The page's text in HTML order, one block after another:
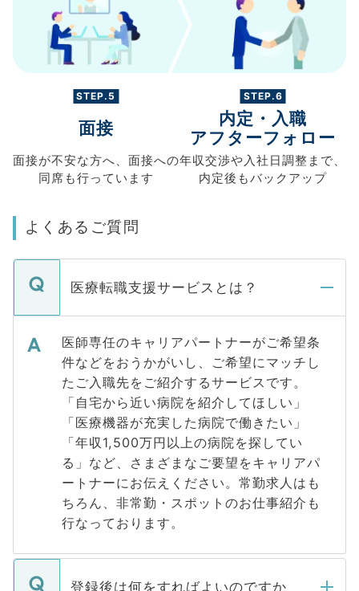
STEP.5
面接
面接が不安な方へ、 面接への
同席も行っています
STEP.6
内定・入職
アフターフォロー
年収交渉や入社日調整まで、
内定後もバックアップ
よくあるご質問
医療転職支援サービスとは？
医師専任のキャリアパートナーがご希望条
件などをおうかがいし、ご希望にマッチし
たご入職先をご紹介するサービスです。
「自宅から近い病院を紹介してほしい」
「医療機器が充実した病院で働きたい」
「年収1,500万円以上の病院を探してい
る」など、さまざまなご要望をキャリアパ
ートナーにお伝えください。常勤求人はも
ちろん、非常勤・スポットのお仕事紹介も
行なっております。
登録後は何をすればよいのですか